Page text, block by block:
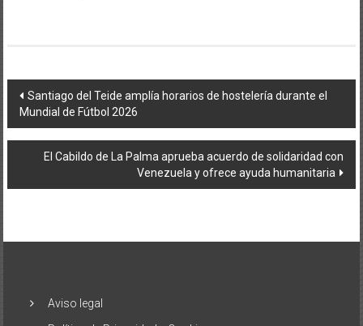
Navegación
de
entradas
Santiago del Teide amplía horarios de hostelería durante el
Mundial de Fútbol 2026
El Cabildo de La Palma aprueba acuerdo de solidaridad con
Venezuela y ofrece ayuda humanitaria
Aviso legal